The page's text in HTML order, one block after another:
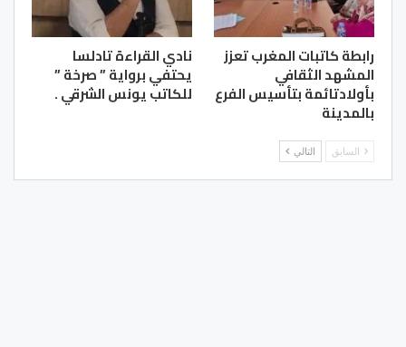
رابطة كاتبات المغرب تعزز
المشهد الثقافي
بأولادتائمة بتأسيس الفرع
بالمدينة
نادي القراءة تادلسا
يحتفي برواية ” صرخة ”
للكاتب يونس الشرقي .
السابق التالي